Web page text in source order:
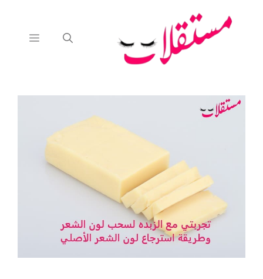
القائمة